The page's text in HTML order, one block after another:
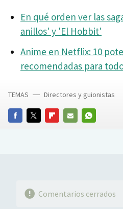
En qué orden ver las
anillos' y 'El Hobbit'
Anime en Netflix: 10
recomendadas para
FACEBOOKTWITTERFLIPBOARD
E-
WHATSAPP
TEMAS Directores y guionistas
Comentarios cerrados